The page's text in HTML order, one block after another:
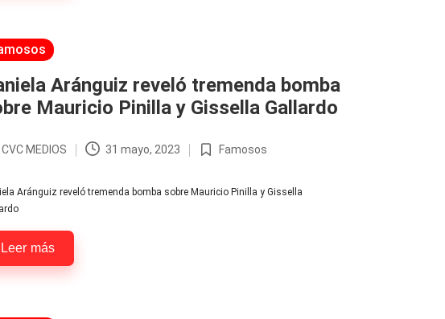
Aránguiz reveló tremenda bomba
Mauricio Pinilla y Gissella Gallardo
CVC MEDIOS 31 mayo, 2023
Publicada
Famosos
Aránguiz reveló tremenda bomba sobre Mauricio Pinilla y Gissella
Leer más